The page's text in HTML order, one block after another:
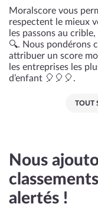
Moralscore vous
respectent le mieux
les passons au
🔍. Nous pondérons
attribuer un score
les entreprises les
d’enfant 🎈🎈🎈.
TOUT
Nous
alertés !